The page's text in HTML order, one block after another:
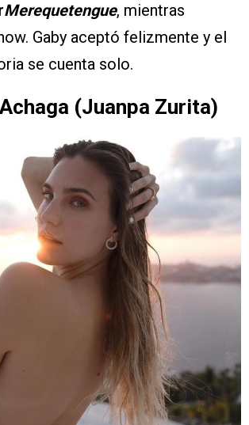
Merequetengue, mientras
Gaby aceptó felizmente y el
se cuenta solo.
(Juanpa Zurita)